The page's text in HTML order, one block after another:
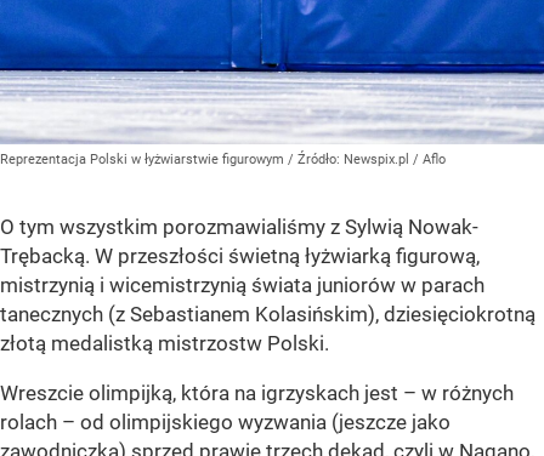
Reprezentacja Polski w łyżwiarstwie figurowym / Źródło: Newspix.pl / Aflo
O tym wszystkim porozmawialiśmy z Sylwią Nowak-
Trębacką. W przeszłości świetną łyżwiarką figurową,
mistrzynią i wicemistrzynią świata juniorów w parach
tanecznych (z Sebastianem Kolasińskim), dziesięciokrotną
złotą medalistką mistrzostw Polski.
Wreszcie olimpijką, która na igrzyskach jest – w różnych
rolach – od olimpijskiego wyzwania (jeszcze jako